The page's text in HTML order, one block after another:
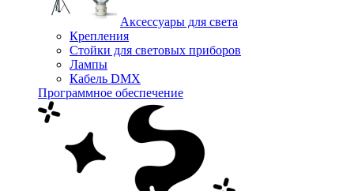
Аксессуары для света
Крепления
Стойки для световых приборов
Лампы
Кабель DMX
Программное обеспечение